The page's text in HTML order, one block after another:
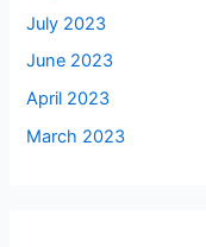
July 2023
June 2023
April 2023
March 2023